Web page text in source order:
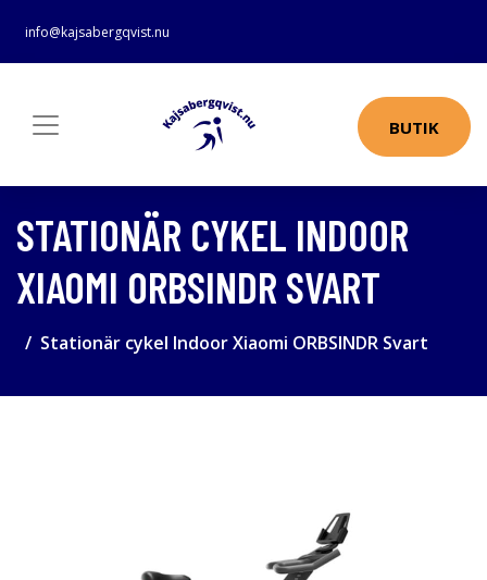
info@kajsabergqvist.nu
BUTIK
STATIONÄR CYKEL INDOOR
XIAOMI ORBSINDR SVART
Stationär cykel Indoor Xiaomi ORBSINDR Svart